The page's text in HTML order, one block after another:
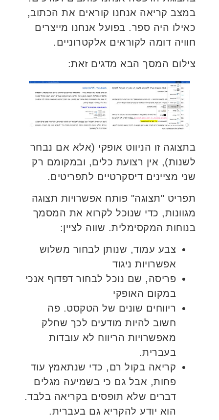
במצב קריאה אנחנו קוראים את הכתוב,
כאילו היה ספר. בפועל אנחנו מייצרים
חוויה דומה לקוראים אלקטרוניים.
צילום המסך הבא מדגים זאת:
בתצוגה זו הניווט אופקי (אלא אם נבחר
לשנות), אין רצועת כלים, ובמקומם רק
שני מציינים דיסקרטיים לתפריטים.
תפריט "תצוגה" פותח אפשרויות תצוגה
מגוונות, כדי שנוכל לקרוא את המסמך
בנוחות המקסימלית. שווה לציין:
צבע עמוד, שנותן לבחור משלוש
אפשרויות ניגוד
פריסה, שם נוכל לבחור דפדוף אנכי
במקום האופקי
ריווחים שונים של הטקסט. פה
חשוב להיות מודעים לכך שחלק
מאפשרויות הריווח לא עובדות
בעברית.
קריאה בקול רם, כדי שנתאמץ עוד
פחות, אבל גם כי בשמיעה מגלים
דברים שלא תופסים בקריאה בלבד.
הוא יודע להקריא גם בעברית.